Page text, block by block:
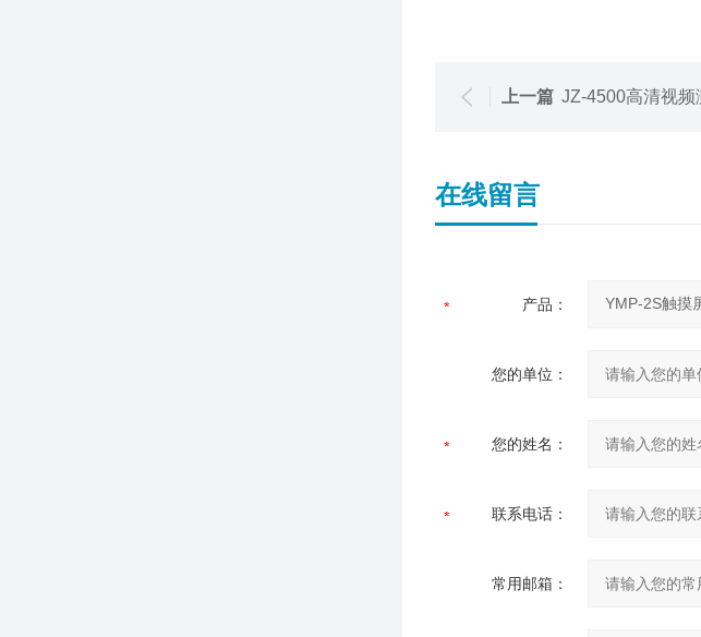
上一篇 JZ-4500高清视频测量
在线留言
产品：
您的单位：
您的姓名：
联系电话：
常用邮箱：